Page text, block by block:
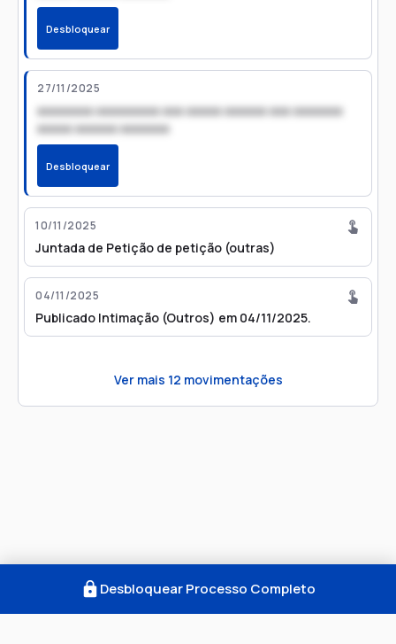
Desbloquear
27/11/2025
xxxxxxxx xxxxxxxxx xxx xxxxx xxxxxx xxx xxxxxxx
xxxxx xxxxxx xxxxxxx
Desbloquear
10/11/2025
Juntada de Petição de petição (outras)
04/11/2025
Publicado Intimação (Outros) em 04/11/2025.
Ver mais 12 movimentações
Desbloquear Processo Completo